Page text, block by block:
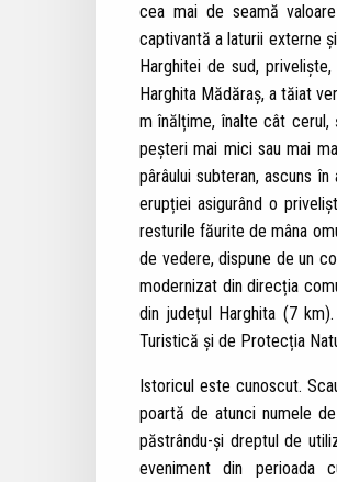
cea mai de seamă
captivantă a laturii externe
Harghitei de sud,
Harghita Mădăraș, a tăiat
m înălțime, înalte cât
peșteri mai mici sau mai
pârâului subteran, ascuns
erupției asigurând o
resturile făurite de mâna
de vedere, dispune de un
modernizat din direcția
din județul Harghita (7
Turistică și de Protecția
Istoricul este cunoscut.
poartă de atunci numele
păstrându-și dreptul de
eveniment din perioada